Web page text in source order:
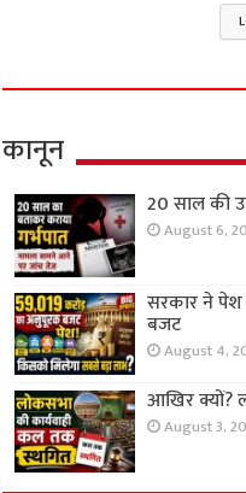
कानून
20 साल की
August 6,
सरकार ने
बजट
August 4,
आखिर क्यों?
August 3,